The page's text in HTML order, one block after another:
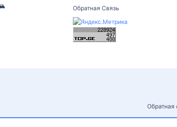
Обратная Связь
Обратная